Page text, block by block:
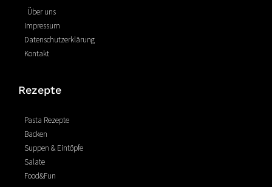
o
k
-
f
s
t
Über uns
Impressum
Datenschutzerklärung
Kontakt
Rezepte
Pasta Rezepte
Backen
Suppen & Eintöpfe
Salate
Food&Fun